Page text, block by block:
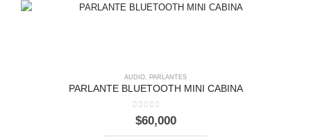
AUDIO, PARLANTES
PARLANTE BLUETOOTH MINI CABINA
0out of 5
$60,000